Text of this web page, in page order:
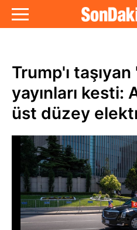
Trump'ı
yayınları kesti:
üst düzey